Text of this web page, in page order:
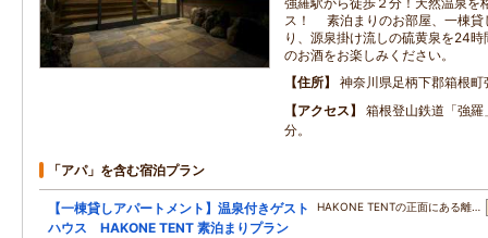
ス！ 素泊まりのお部屋、一棟貸
り、源泉掛け流しの硫黄泉を24
のお酒をお楽しみください。
住所
神奈川県足柄下郡箱根
アクセス
箱根登山鉄道「強
分。
「アパ」を含む宿泊プラン
【一棟貸しアパートメント】温泉付きゲスト
ハウス HAKONE TENT 素泊まりプラン
HAKONE TENTの正面にある離…